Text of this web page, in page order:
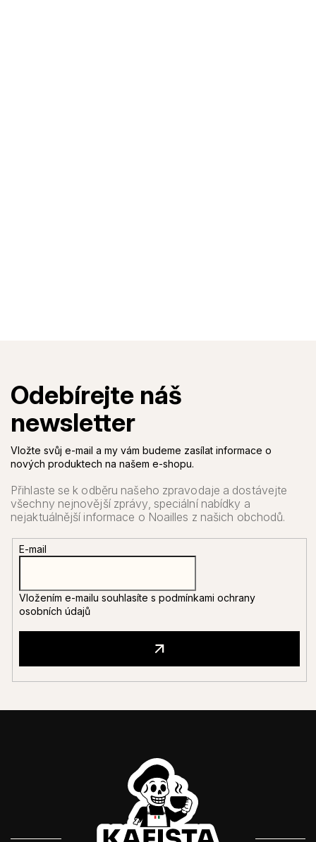
Vložte svůj e-mail a my vám budeme zasílat informace o
nových produktech na našem e-shopu.
E-mail
Vložením e-mailu souhlasíte s podmínkami ochrany
osobních údajů